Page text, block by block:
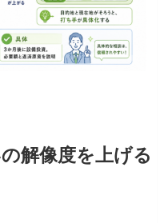
解像度を上げる